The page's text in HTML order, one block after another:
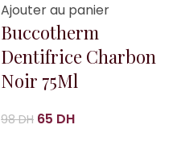
Ajouter au panier
Buccotherm
Dentifrice Charbon
Noir 75Ml
98DH 65 DH